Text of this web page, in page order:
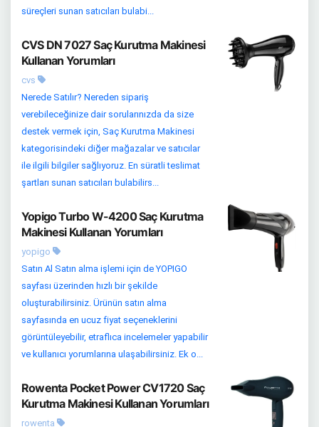
süreçleri sunan satıcıları bulabi...
CVS DN 7027 Saç Kurutma Makinesi
Kullanan Yorumları
cvs
Nerede Satılır? Nereden sipariş
verebileceğinize dair sorularınızda da size
destek vermek için, Saç Kurutma Makinesi
kategorisindeki diğer mağazalar ve satıcılar
ile ilgili bilgiler sağlıyoruz. En süratli teslimat
şartları sunan satıcıları bulabilirs...
Yopigo Turbo W-4200 Saç Kurutma
Makinesi Kullanan Yorumları
yopigo
Satın Al Satın alma işlemi için de YOPIGO
sayfası üzerinden hızlı bir şekilde
oluşturabilirsiniz. Ürünün satın alma
sayfasında en ucuz fiyat seçeneklerini
görüntüleyebilir, etraflıca incelemeler yapabilir
ve kullanıcı yorumlarına ulaşabilirsiniz. Ek o...
Rowenta Pocket Power CV1720 Saç
Kurutma Makinesi Kullanan Yorumları
rowenta